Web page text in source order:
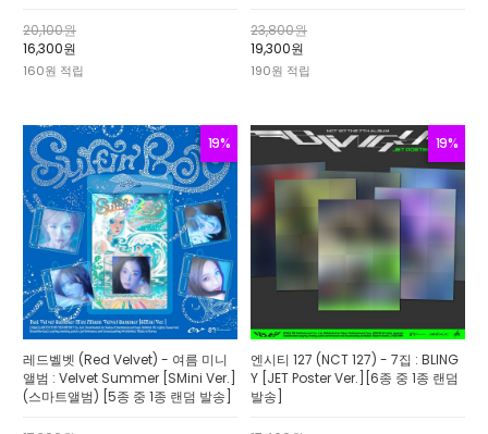
20,100원
16,300원
160원 적립
23,800원
19,300원
190원 적립
19%
레드벨벳 (Red Velvet) - 여름 미니
앨범 : Velvet Summer [SMini Ver.]
(스마트앨범) [5종 중 1종 랜덤 발송]
19%
엔시티 127 (NCT 127) - 7집 : BLING
Y [JET Poster Ver.][6종 중 1종 랜덤
발송]